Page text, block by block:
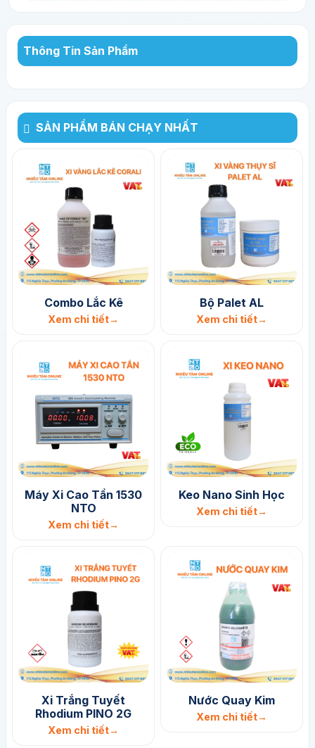
Thông Tin Sản Phẩm
SẢN PHẨM BÁN CHẠY NHẤT
Combo Lắc Kê
Xem chi tiết
Bộ Palet AL
Xem chi tiết
Máy Xi Cao Tần 1530
NTO
Xem chi tiết
Keo Nano Sinh Học
Xem chi tiết
Xi Trắng Tuyết
Rhodium PINO 2G
Xem chi tiết
Nước Quay Kim
Xem chi tiết